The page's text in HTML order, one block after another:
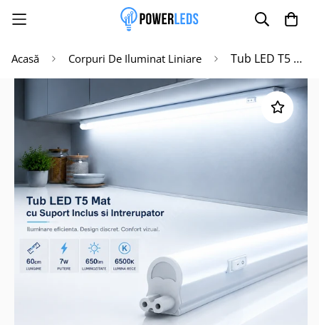
Acasă Corpuri De Iluminat Liniare Tub LED T5 Mat cu Suport Inclus si Intrerupator 60cm 7W, 650lm, 6500K
Poate mai târziu Activează notificările